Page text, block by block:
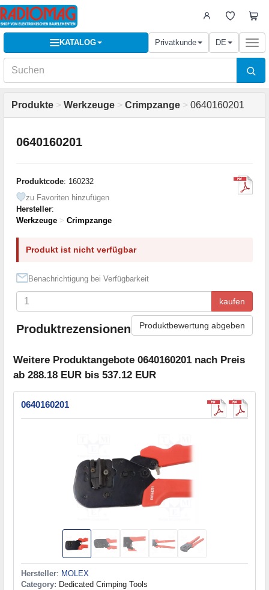
KATALOG Privatkunde DE
Produkte > Werkzeuge > Crimpzange > 0640160201
0640160201
Produktcode: 160232
zu Favoriten hinzufügen
Hersteller:
Werkzeuge > Crimpzange
Produkt ist nicht verfügbar
Benachrichtigung bei Verfügbarkeit
kaufen
Produktrezensionen Produktbewertung abgeben
Weitere Produktangebote 0640160201 nach Preis
ab 288.18 EUR bis 537.12 EUR
0640160201
Hersteller: MOLEX
Category: Dedicated Crimping Tools